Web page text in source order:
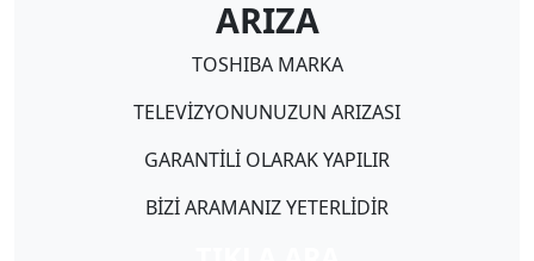
ARIZA
TOSHIBA MARKA
TELEVİZYONUNUZUN ARIZASI
GARANTİLİ OLARAK YAPILIR
BİZİ ARAMANIZ YETERLİDİR